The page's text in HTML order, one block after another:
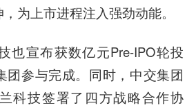
为上市进程注入强劲动能。
也宣布获数亿元Pre-IPO轮投
团参与完成。同时，中交集团
科技签署了四方战略合作协